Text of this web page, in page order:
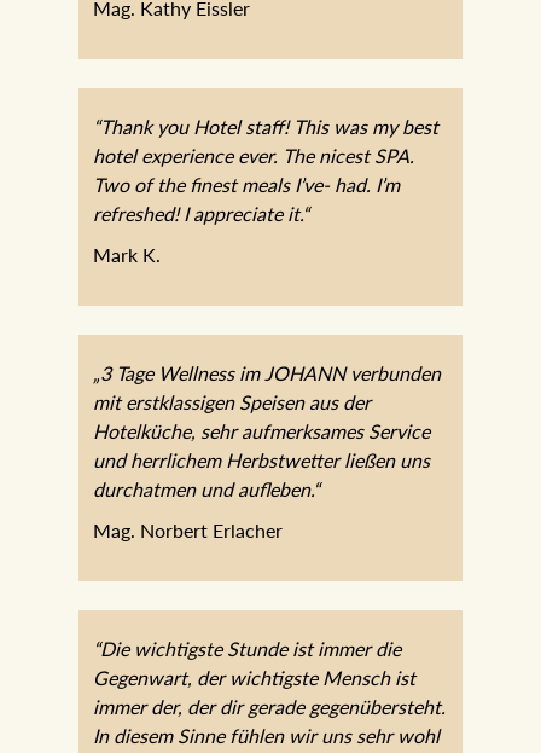
Mag. Kathy Eissler
“Thank you Hotel staff! This was my best
hotel experience ever. The nicest SPA.
Two of the finest meals I’ve- had. I’m
„3 Tage Wellness im JOHANN
verbunden mit erstklassigen Speisen aus
der Hotelküche, sehr aufmerksames
Service und herrlichem Herbstwetter
“Die wichtigste Stunde ist immer die
Gegenwart, der wichtigste Mensch ist
immer der, der dir gerade